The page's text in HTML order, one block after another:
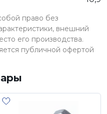
право без
внешний
его производства.
публичной офертой